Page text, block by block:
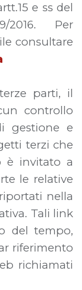
e ss del
2016. Per
consultare
parti, il
controllo
gestione e
terzi che
è invitato a
le relative
nella
Tali link
del tempo,
riferimento
richiamati